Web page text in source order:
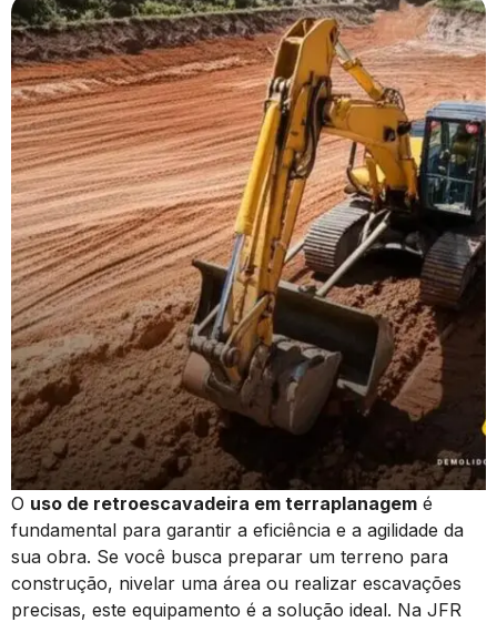
O uso de retroescavadeira em terraplanagem é
fundamental para garantir a eficiência e a agilidade da
sua obra. Se você busca preparar um terreno para
construção, nivelar uma área ou realizar escavações
precisas, este equipamento é a solução ideal. Na JFR